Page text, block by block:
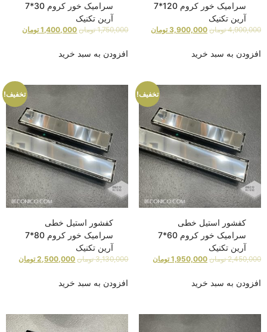
سرامیک خور کروم 120*7
آرین تکنیک
4,900,000 تومان 3,900,000 تومان
افزودن به سبد خرید
سرامیک خور کروم 30*7
آرین تکنیک
1,750,000 تومان 1,400,000 تومان
افزودن به سبد خرید
تخفیف!
کفشور استیل خطی
سرامیک خور کروم 60*7
آرین تکنیک
2,450,000 تومان 1,950,000 تومان
افزودن به سبد خرید
تخفیف!
کفشور استیل خطی
سرامیک خور کروم 80*7
آرین تکنیک
3,130,000 تومان 2,500,000 تومان
افزودن به سبد خرید